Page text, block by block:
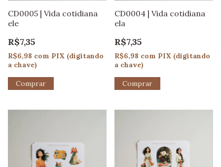
CD0005 | Vida cotidiana
ele
R$7,35
R$6,98 com PIX (digitando
a chave)
CD0004 | Vida cotidiana
ela
R$7,35
R$6,98 com PIX (digitando
a chave)